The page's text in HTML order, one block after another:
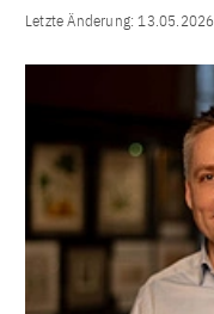
Letzte Änderung:13.05.2026